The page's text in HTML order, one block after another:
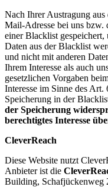
Nach Ihrer Austragung
Mail-Adresse bei uns bzw.
einer Blacklist
Daten aus der Blacklist
und nicht mit anderen
Ihrem Interesse als auch
gesetzlichen Vorgaben
Interesse im Sinne des
Speicherung in der
der Speicherung
berechtigtes Interesse
CleverReach
Diese Website nutzt
Anbieter ist die
Building, Schafjückenweg